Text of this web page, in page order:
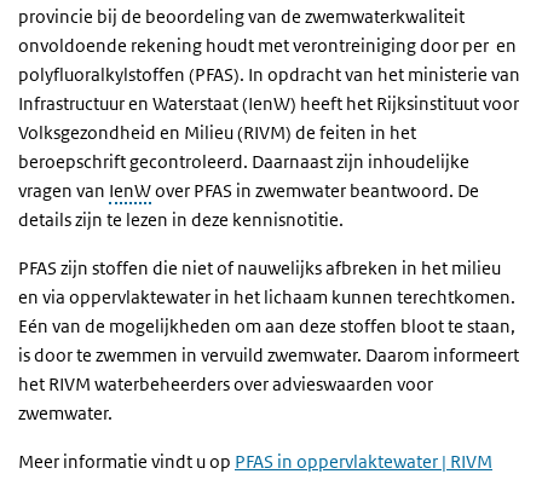
provincie bij de beoordeling van de zwemwaterkwaliteit
onvoldoende rekening houdt met verontreiniging door per en
polyfluoralkylstoffen (PFAS). In opdracht van het ministerie van
Infrastructuur en Waterstaat (IenW) heeft het Rijksinstituut voor
Volksgezondheid en Milieu (RIVM) de feiten in het
beroepschrift gecontroleerd. Daarnaast zijn inhoudelijke
vragen van IenWover PFAS in zwemwater beantwoord. De
details zijn te lezen in deze kennisnotitie.
PFAS zijn stoffen die niet of nauwelijks afbreken in het milieu
en via oppervlaktewater in het lichaam kunnen terechtkomen.
Eén van de mogelijkheden om aan deze stoffen bloot te staan,
is door te zwemmen in vervuild zwemwater. Daarom informeert
het RIVM waterbeheerders over advieswaarden voor
zwemwater.
Meer informatie vindt u op PFAS in oppervlaktewater | RIVM